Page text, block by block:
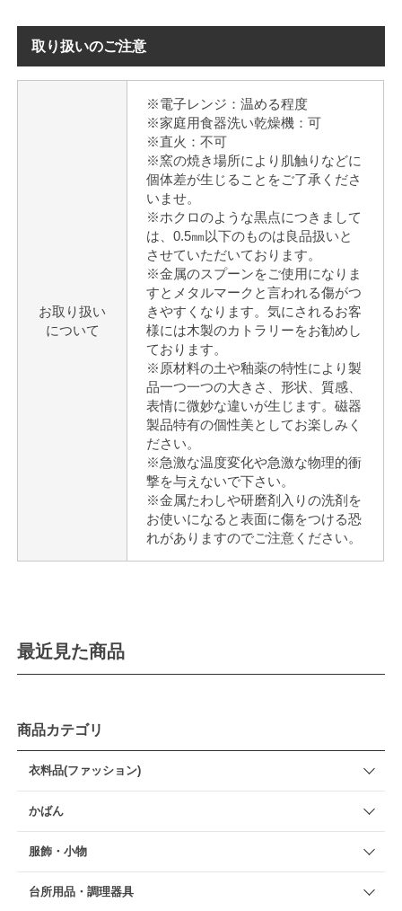
取り扱いのご注意
お取り扱い
について
※電子レンジ：温める程度
※家庭用食器洗い乾燥機：可
※直火：不可
※窯の焼き場所により肌触りなどに
個体差が生じることをご了承くださ
いませ。
※ホクロのような黒点につきまして
は、0.5㎜以下のものは良品扱いと
させていただいております。
※金属のスプーンをご使用になりま
すとメタルマークと言われる傷がつ
きやすくなります。気にされるお客
様には木製のカトラリーをお勧めし
ております。
※原材料の土や釉薬の特性により製
品一つ一つの大きさ、形状、質感、
表情に微妙な違いが生じます。磁器
製品特有の個性美としてお楽しみく
ださい。
※急激な温度変化や急激な物理的衝
撃を与えないで下さい。
※金属たわしや研磨剤入りの洗剤を
お使いになると表面に傷をつける恐
れがありますのでご注意ください。
最近見た商品
商品カテゴリ
衣料品(ファッション)
かばん
服飾・小物
台所用品・調理器具